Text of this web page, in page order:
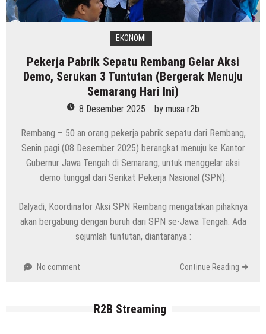
EKONOMI
Pekerja Pabrik Sepatu Rembang Gelar Aksi
Demo, Serukan 3 Tuntutan (Bergerak Menuju
Semarang Hari Ini)
8 Desember 2025 by musa r2b
Rembang – 50 an orang pekerja pabrik sepatu dari Rembang,
Senin pagi (08 Desember 2025) berangkat menuju ke Kantor
Gubernur Jawa Tengah di Semarang, untuk menggelar aksi
demo tunggal dari Serikat Pekerja Nasional (SPN).
Dalyadi, Koordinator Aksi SPN Rembang mengatakan pihaknya
akan bergabung dengan buruh dari SPN se-Jawa Tengah. Ada
sejumlah tuntutan, diantaranya :
No comment Continue Reading
R2B Streaming